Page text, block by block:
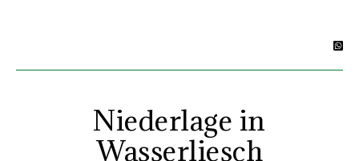
Niederlage in
Wasserliesch